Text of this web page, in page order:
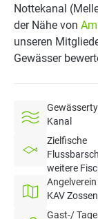
Nottekanal
der Nähe von
unseren
Gewässer
Kanal
Zielfische
weitere
KAV
Gast-/